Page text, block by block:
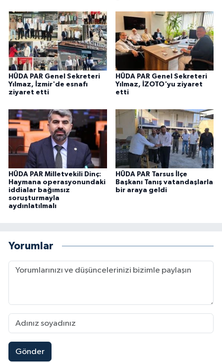
HÜDA PAR Genel Sekreteri
Yılmaz, İzmir'de esnafı
ziyaret etti
HÜDA PAR Genel Sekreteri
Yılmaz, İZOTO'yu ziyaret
etti
HÜDA PAR Milletvekili Dinç:
Haymana operasyonundaki
iddialar bağımsız
soruşturmayla
aydınlatılmalı
HÜDA PAR Tarsus İlçe
Başkanı Tanış vatandaşlarla
bir araya geldi
Yorumlar
Gönder